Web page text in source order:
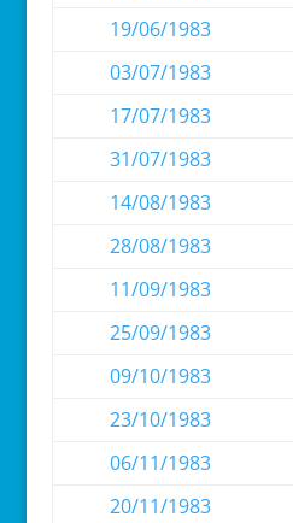
19/06/1983
03/07/1983
17/07/1983
31/07/1983
14/08/1983
28/08/1983
11/09/1983
25/09/1983
09/10/1983
23/10/1983
06/11/1983
20/11/1983